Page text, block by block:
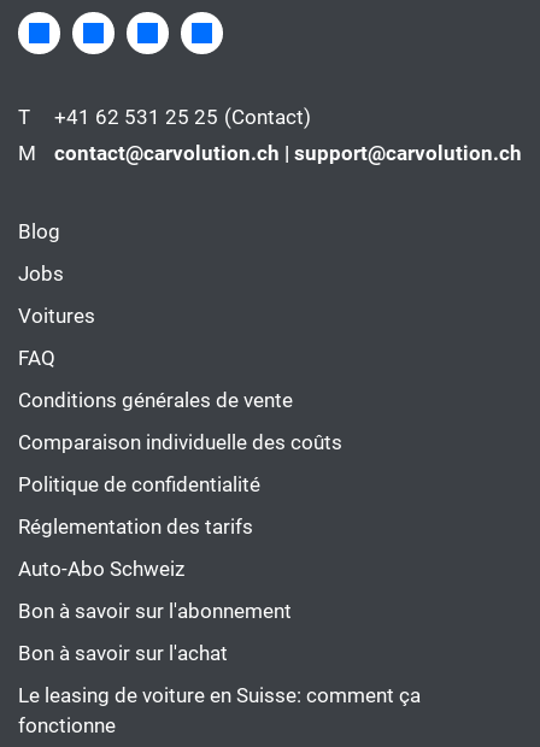
T +41 62 531 25 25 (Contact)
M
contact@carvolution.ch | support@carvolution.ch
Blog
Jobs
Voitures
FAQ
Conditions générales de vente
Comparaison individuelle des coûts
Politique de confidentialité
Réglementation des tarifs
Auto-Abo Schweiz
Bon à savoir sur l'abonnement
Bon à savoir sur l'achat
Le leasing de voiture en Suisse: comment ça
fonctionne